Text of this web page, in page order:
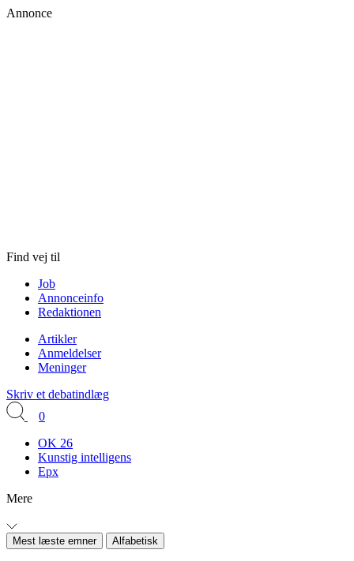
Annonce
Find vej til
Job
Annonceinfo
Redaktionen
Artikler
Anmeldelser
Meninger
Skriv et debatindlæg
0
OK 26
Kunstig intelligens
Epx
Mere
Mest læste emner Alfabetisk